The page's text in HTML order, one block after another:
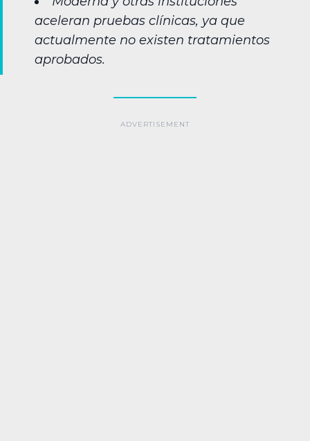
aceleran pruebas clínicas, ya que
actualmente no existen tratamientos
aprobados.